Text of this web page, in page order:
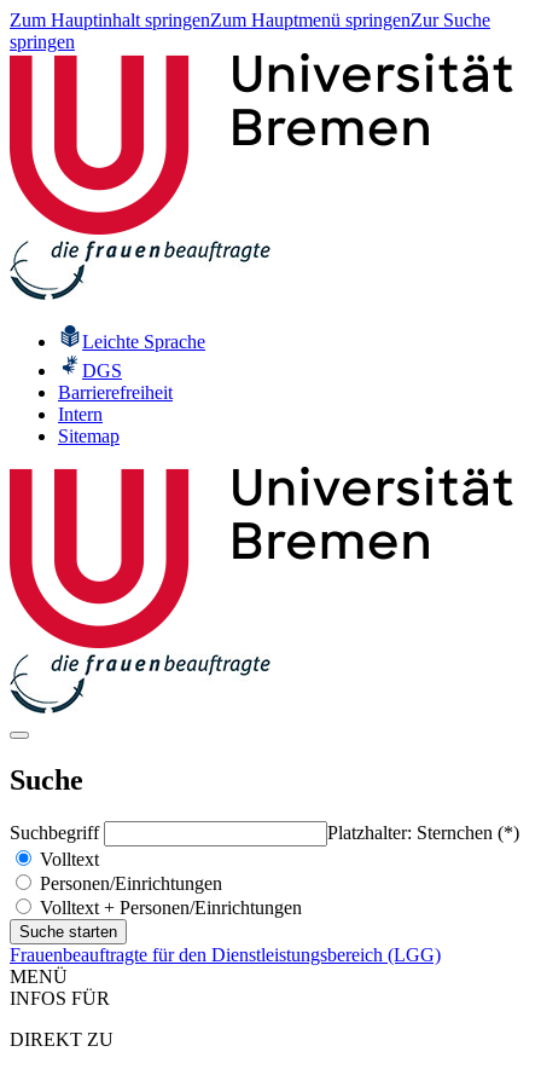
Zum Hauptinhalt springenZum Hauptmenü springenZur Suche
springen
Leichte Sprache
DGS
Barrierefreiheit
Intern
Sitemap
Suche
Suchbegriff
Platzhalter: Sternchen (*)
Volltext
Personen/Einrichtungen
Volltext + Personen/Einrichtungen
Frauenbeauftragte für den Dienstleistungsbereich (LGG)
MENÜ
INFOS FÜR
DIREKT ZU